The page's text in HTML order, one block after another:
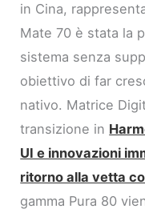
in Cina,
Mate 70 è stata la
sistema senza
obiettivo di far
nativo. Matrice
transizione in
UI e innovazioni
ritorno alla vetta
gamma Pura 80